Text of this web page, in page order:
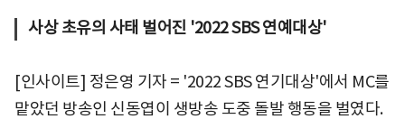
사상 초유의 사태 벌어진 '2022 SBS 연예대상'
[인사이트] 정은영 기자 = '2022 SBS 연기대상'에서 MC를
맡았던 방송인 신동엽이 생방송 도중 돌발 행동을 벌였다.